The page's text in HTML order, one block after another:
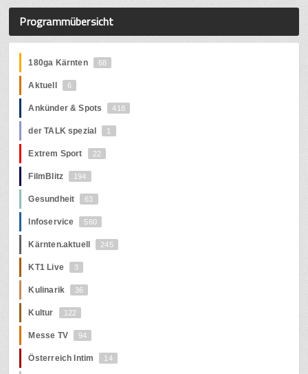
Programmübersicht
180ga Kärnten 68
Aktuell 6
Ankünder & Spots 418
der TALK spezial 1
Extrem Sport 22
FilmBlitz 194
Gesundheit 63
Infoservice 560
Kärnten.aktuell 245
KT1 Live 3
Kulinarik 36
Kultur 122
Messe TV 94
Österreich Intim 14